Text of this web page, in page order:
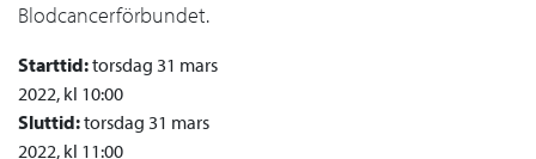
Blodcancerförbundet.
Starttid:torsdag 31 mars
2022, kl 10:00
Sluttid:torsdag 31 mars
2022, kl 11:00